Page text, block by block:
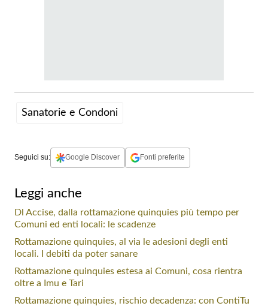
Sanatorie e Condoni
Seguici su: Google Discover Fonti preferite
Leggi anche
Dl Accise, dalla rottamazione quinquies più tempo per
Comuni ed enti locali: le scadenze
Rottamazione quinquies, al via le adesioni degli enti
locali. I debiti da poter sanare
Rottamazione quinquies estesa ai Comuni, cosa rientra
oltre a Imu e Tari
Rottamazione quinquies, rischio decadenza: con ContiTu